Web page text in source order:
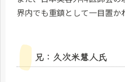
界内でも重鎮として一目置か
兄：久次米慧人氏